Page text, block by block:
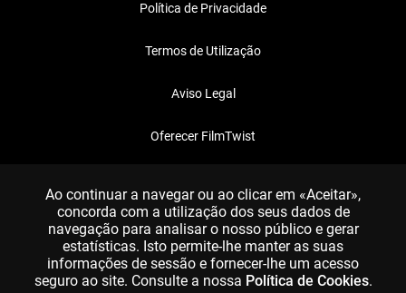
Política de Privacidade
Termos de Utilização
Aviso Legal
Oferecer FilmTwist
Ao continuar a navegar ou ao clicar em «Aceitar»,
concorda com a utilização dos seus dados de
navegação para analisar o nosso público e gerar
estatísticas. Isto permite-lhe manter as suas
informações de sessão e fornecer-lhe um acesso
seguro ao site. Consulte a nossa Política de Cookies.